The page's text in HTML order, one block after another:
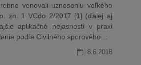
venovali uzneseniu veľkého
zn. 1 VCdo 2/2017 [1] (ďalej aj
aplikačné nejasnosti v praxi
podľa Civilného sporového…
8.6.2018